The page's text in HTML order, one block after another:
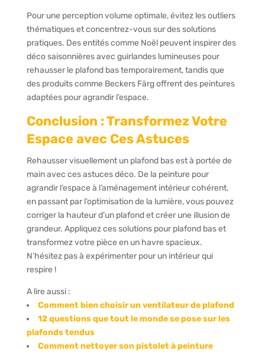
Pour une perception volume optimale, évitez les outliers
thématiques et concentrez-vous sur des solutions
pratiques. Des entités comme Noël peuvent inspirer des
déco saisonnières avec guirlandes lumineuses pour
rehausser le plafond bas temporairement, tandis que
des produits comme Beckers Färg offrent des peintures
adaptées pour agrandir l’espace.
Conclusion : Transformez Votre
Espace avec Ces Astuces
Rehausser visuellement un plafond bas est à portée de
main avec ces astuces déco. De la peinture pour
agrandir l’espace à l’aménagement intérieur cohérent,
en passant par l’optimisation de la lumière, vous pouvez
corriger la hauteur d’un plafond et créer une illusion de
grandeur. Appliquez ces solutions pour plafond bas et
transformez votre pièce en un havre spacieux.
N’hésitez pas à expérimenter pour un intérieur qui
respire !
A lire aussi :
Comment bien choisir un ventilateur de plafond
12 questions que tout le monde se pose sur les
plafonds tendus
Comment nettoyer son pistolet à peinture